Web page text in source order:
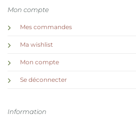
Mon compte
Mes commandes
Ma wishlist
Mon compte
Se déconnecter
Information